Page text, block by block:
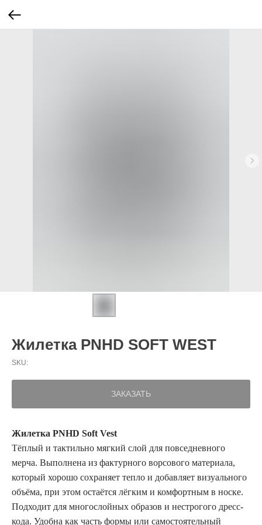
Жилетка PNHD SOFT WEST
SKU:
ЗАКАЗАТЬ
Жилетка PNHD Soft Vest
Тёплый и тактильно мягкий слой для повседневного
мерча. Выполнена из фактурного ворсового материала,
который хорошо сохраняет тепло и добавляет визуального
объёма, при этом остаётся лёгким и комфортным в носке.
Подходит для многослойных образов и нестрогого дресс-
кода. Удобна как часть формы или самостоятельный